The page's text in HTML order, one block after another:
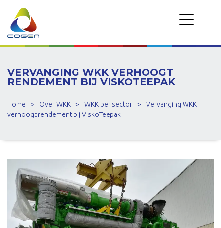
VERVANGING WKK VERHOOGT
RENDEMENT BIJ VISKOTEEPAK
Home > Over WKK > WKK per sector >
Vervanging WKK
verhoogt rendement bij ViskoTeepak